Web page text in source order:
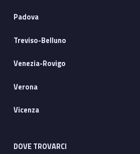
Padova
Treviso-Belluno
Venezia-Rovigo
Verona
Vicenza
DOVE TROVARCI